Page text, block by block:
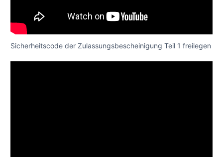
Sicherheitscode der Zulassungsbescheinigung Teil 1 freilegen